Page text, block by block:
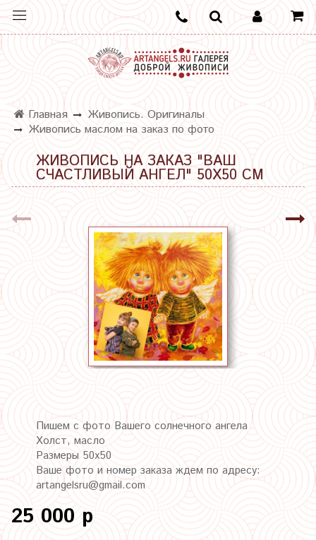
Главная
Живопись. Оригиналы
Живопись маслом на заказ по фото
ЖИВОПИСЬ НА ЗАКАЗ "ВАШ
СЧАСТЛИВЫЙ АНГЕЛ" 50Х50 СМ
Пишем с фото Вашего солнечного ангела
Холст, масло
Размеры 50х50
Ваше фото и номер заказа ждем по адресу:
artangelsru@gmail.com
25 000 р